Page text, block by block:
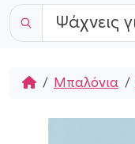
HomeΜπαλόνια